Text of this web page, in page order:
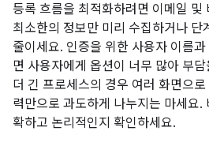
등록 흐름을 최적화하려면 이메일 및
최소한의 정보만 미리 수집하거나 단
줄이세요. 인증을 위한 사용자 이름
면 사용자에게 옵션이 너무 많아 부
더 긴 프로세스의 경우 여러 화면으
력만으로 과도하게 나누지는 마세요.
확하고 논리적인지 확인하세요.